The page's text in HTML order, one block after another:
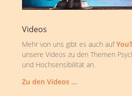
Videos
Mehr von uns gibt es auch auf
unsere Videos zu den Themen
und Hochsensibilität an.
Zu den Videos …